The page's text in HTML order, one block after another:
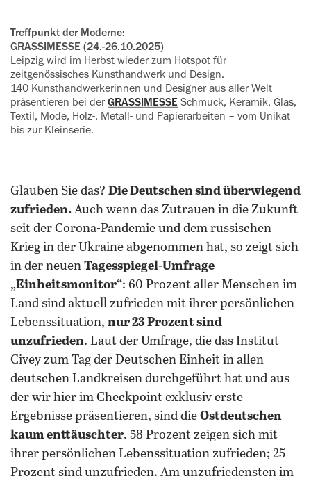
Treffpunkt der Moderne:
GRASSIMESSE (24.-26.10.2025)
Leipzig wird im Herbst wieder zum ‍Hotspot für
zeitgenössisches ‍Kunsthandwerk und Design.
140 Kunsthandwerkerinnen und ‍Designer aus aller Welt
präsentieren bei der GRASSIMESSE Schmuck, ‍Keramik, Glas,
Textil, Mode, Holz-, ‍Metall- und Papierarbeiten – vom ‍Unikat
bis zur Kleinserie.
Glauben Sie das? Die Deutschen sind überwiegend
zufrieden. Auch wenn das Zutrauen in die Zukunft
seit der Corona-Pandemie und dem russischen
Krieg in der Ukraine abgenommen hat, so zeigt sich
in der neuen Tagesspiegel-Umfrage
„Einheitsmonitor“: 60 Prozent aller Menschen im
Land sind aktuell zufrieden mit ihrer persönlichen
Lebenssituation, nur 23 Prozent sind
unzufrieden. Laut der Umfrage, die das Institut
Civey zum Tag der Deutschen Einheit in allen
deutschen Landkreisen durchgeführt hat und aus
der wir hier im Checkpoint exklusiv erste
Ergebnisse präsentieren, sind die Ostdeutschen
kaum enttäuschter. 58 Prozent zeigen sich mit
ihrer persönlichen Lebenssituation zufrieden; 25
Prozent sind unzufrieden. Am unzufriedensten im